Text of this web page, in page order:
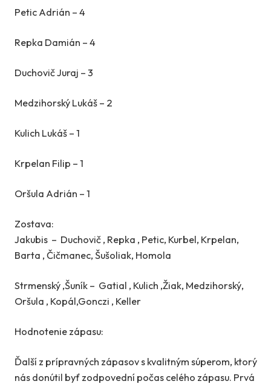
Petic Adrián – 4
Repka Damián – 4
Duchovič Juraj – 3
Medzihorský Lukáš – 2
Kulich Lukáš – 1
Krpelan Filip – 1
Oršula Adrián – 1
Zostava:
Jakubis – Duchovič , Repka , Petic, Kurbel, Krpelan,
Barta , Čičmanec, Šušoliak, Homola
Strmenský ,Šuník – Gatial , Kulich ,Žiak, Medzihorský,
Oršula , Kopál,Gonczi , Keller
Hodnotenie zápasu:
Ďalší z prípravných zápasov s kvalitným súperom, ktorý
nás donútil byť zodpovední počas celého zápasu. Prvá